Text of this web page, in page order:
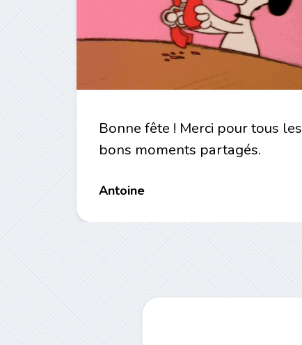
Bonne fête ! Merci pour tous les
bons moments partagés.
Antoine